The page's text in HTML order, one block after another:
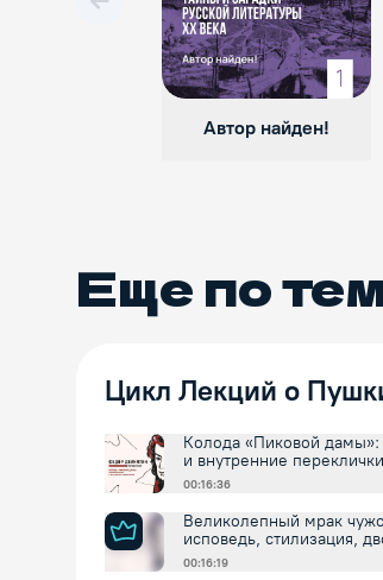
Вперед
Автор найден!
Еще по
Цикл Лекций о
Колода «Пиковой
и внутренние переклички
00:16:36
Великолепный мрак
исповедь, стилизация,
00:16:19